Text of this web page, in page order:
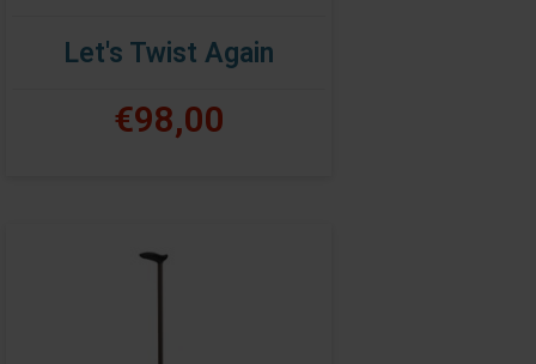
Let's Twist Again
€98,00